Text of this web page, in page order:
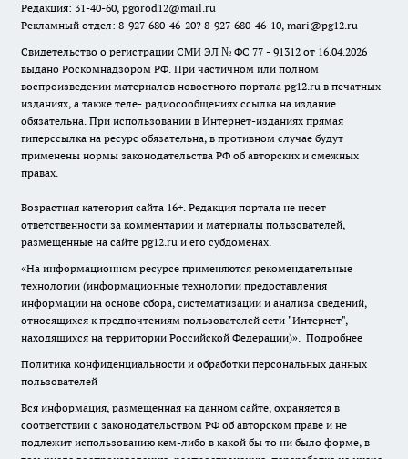
Редакция: 31-40-60, pgorod12@mail.ru
Рекламный отдел: 8-927-680-46-20? 8-927-680-46-10, mari@pg12.ru
Свидетельство о регистрации СМИ ЭЛ № ФС 77 - 91312 от 16.04.2026
выдано Роскомнадзором РФ. При частичном или полном
воспроизведении материалов новостного портала pg12.ru в печатных
изданиях, а также теле- радиосообщениях ссылка на издание
обязательна. При использовании в Интернет-изданиях прямая
гиперссылка на ресурс обязательна, в противном случае будут
применены нормы законодательства РФ об авторских и смежных
правах.
Возрастная категория сайта 16+. Редакция портала не несет
ответственности за комментарии и материалы пользователей,
размещенные на сайте pg12.ru и его субдоменах.
«На информационном ресурсе применяются рекомендательные
технологии (информационные технологии предоставления
информации на основе сбора, систематизации и анализа сведений,
относящихся к предпочтениям пользователей сети "Интернет",
находящихся на территории Российской Федерации)». Подробнее
Политика конфиденциальности и обработки персональных данных
пользователей
Вся информация, размещенная на данном сайте, охраняется в
соответствии с законодательством РФ об авторском праве и не
подлежит использованию кем-либо в какой бы то ни было форме, в